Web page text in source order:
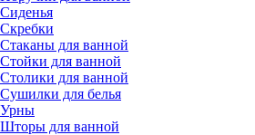
Сиденья
Скребки
Стаканы для ванной
Стойки для ванной
Столики для ванной
Сушилки для белья
Урны
Шторы для ванной